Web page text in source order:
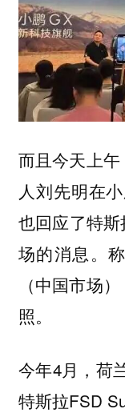
而且今天上
人刘先明在
也回应了特
场的消息。称
（中国市场
照。
今年4月，荷
特斯拉FSD